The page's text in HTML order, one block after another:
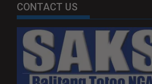
CONTACT US